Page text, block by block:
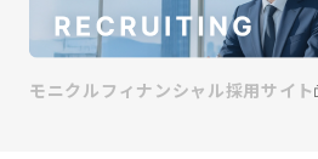
モニクルフィナンシャル採用サイト